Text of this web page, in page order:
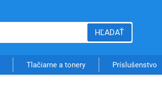
HĽADAŤ
Tlačiarne a tonery Príslušenstvo